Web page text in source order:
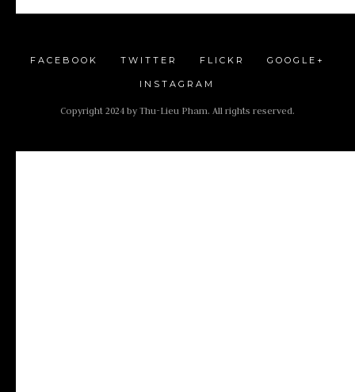
FACEBOOK TWITTER FLICKR GOOGLE+
INSTAGRAM
Copyright 2024 by Thu-Lieu Pham. All rights reserved.